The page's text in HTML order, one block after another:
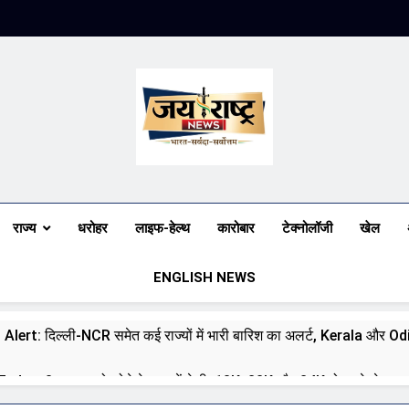
Jai Rashtra
राज्य धरोहर लाइफ-हेल्थ कारोबार टेक्नोलॉजी खेल
ENGLISH NEWS
Alert: दिल्ली-NCR समेत कई राज्यों में भारी बारिश का अलर्ट, Kerala और
8 अगस्त को सोने के भाव में तेजी, 18K, 22K और 24K गोल्ड के रेट पर